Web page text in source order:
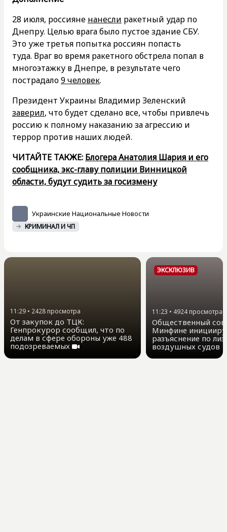
28 июля, россияне нанесли ракетный удар по
Днепру. Целью врага было пустое здание СБУ.
Это уже третья попытка россиян попасть
туда. Враг во время ракетного обстрела попал в
многоэтажку в Днепре, в результате чего
пострадало9 человек.
Президент Украины Владимир Зеленский
заверил, что будет сделано все, чтобы привлечь
россию к полному наказанию за агрессию и
террор против наших людей.
ЧИТАЙТЕ ТАКЖЕ: Блогера Анатолия Шария и его
сообщника, экс-главу полиции Винницкой
области, будут судить за госизмену
Украинские Национальные Новости
КРИМИНАЛ И ЧП
11:29 • 2428просмотра
От закупок до ТЦК:
Генпрокурор сообщил, что по
делам в сфере обороны уже 488
подозреваемых
ЭКСКЛЮЗИВ
11:23 • 4924 просмотра
Общественный
Минфине
разъяснение по
воздушных судов